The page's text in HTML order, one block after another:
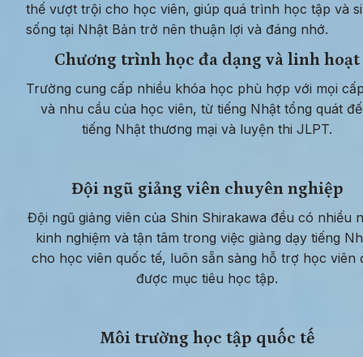
thế vượt trội cho học viên, giúp quá trình học tập và
sống tại Nhật Bản trở nên thuận lợi và đáng nhớ.
Chương trình học đa dạng và linh hoạt
Trường cung cấp nhiều khóa học phù hợp với mọi
và nhu cầu của học viên, từ tiếng Nhật tổng quát
tiếng Nhật thương mại và luyện thi JLPT.
Đội ngũ giảng viên chuyên nghiệp
Đội ngũ giảng viên của Shin Shirakawa đều có nhiều
kinh nghiệm và tận tâm trong việc giảng dạy tiếng
cho học viên quốc tế, luôn sẵn sàng hỗ trợ học viên
được mục tiêu học tập.
Môi trường học tập quốc tế